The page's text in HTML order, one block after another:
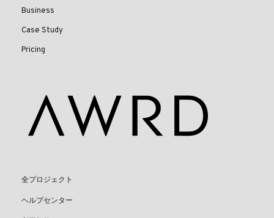
Business
Case Study
Pricing
全プロジェクト
ヘルプセンター